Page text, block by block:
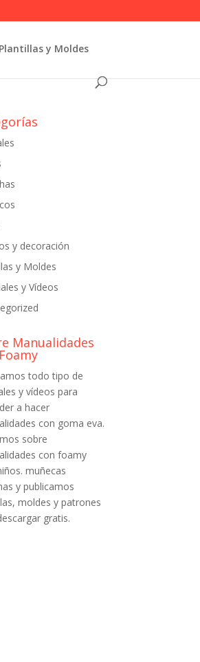
Plantillas y Moldes
y decoración
y Moldes
y Vídeos
Manualidades
todo tipo de
y vídeos para
a hacer
con goma eva.
sobre
con foamy
muñecas
y publicamos
moldes y patrones
gratis.